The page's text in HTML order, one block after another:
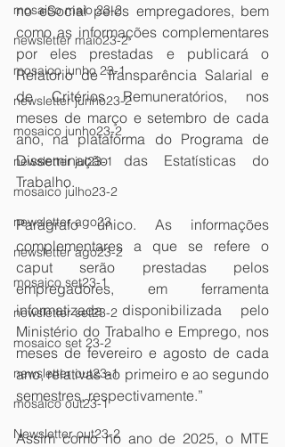
mosaico maio 23-2
newsletter maio23-2
mosaico junho 23-1
newsletter junho23-2
mosaico junho23-2
newsletter jul23-1
mosaico julho23-2
newsletter ago23
newsletter ago23-2
mosaico set23-1
newsletter set23-2
mosaico set 23-2
newsletter out23-1
mosaico out23-1
Newsletter out23-2
no eSocial pelos empregadores, bem
como as informações complementares
por eles prestadas e publicará o
Relatório de Transparência Salarial e
de Critérios Remuneratórios, nos
meses de março e setembro de cada
ano, na plataforma do Programa de
Disseminação das Estatísticas do
Trabalho.
Parágrafo único. As informações
complementares a que se refere o
caput serão prestadas pelos
empregadores, em ferramenta
informatizada disponibilizada pelo
Ministério do Trabalho e Emprego, nos
meses de fevereiro e agosto de cada
ano, relativas ao primeiro e ao segundo
semestres, respectivamente.”
Assim como no ano de 2025, o MTE